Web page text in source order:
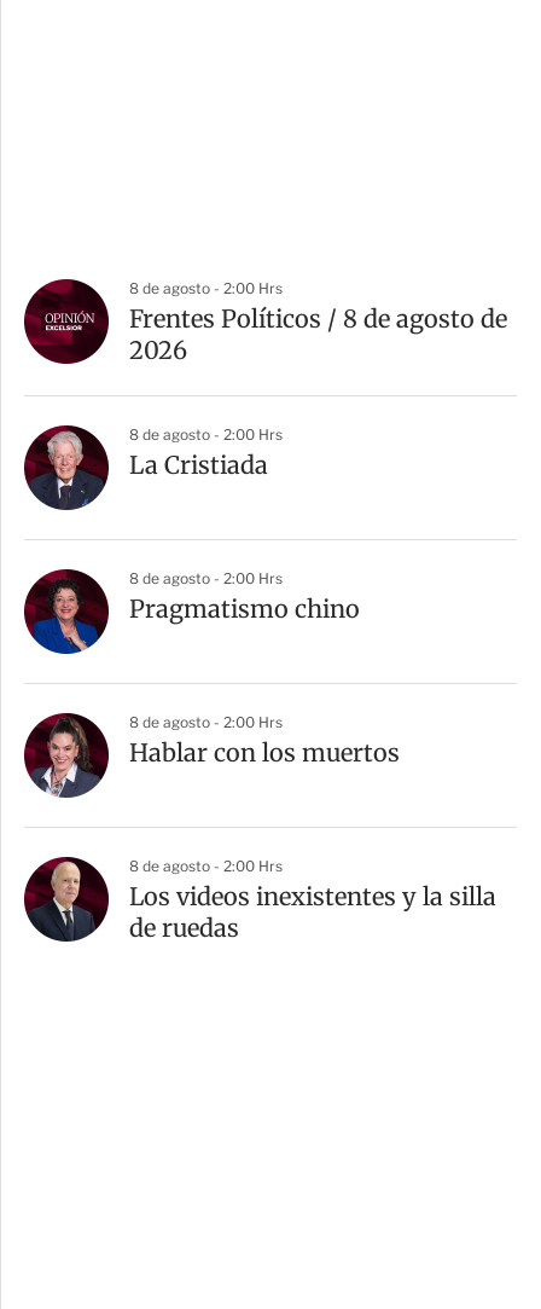
8 de agosto - 2:00 Hrs
Frentes Políticos / 8 de agosto de
2026
8 de agosto - 2:00 Hrs
La Cristiada
8 de agosto - 2:00 Hrs
Pragmatismo chino
8 de agosto - 2:00 Hrs
Hablar con los muertos
8 de agosto - 2:00 Hrs
Los videos inexistentes y la silla
de ruedas